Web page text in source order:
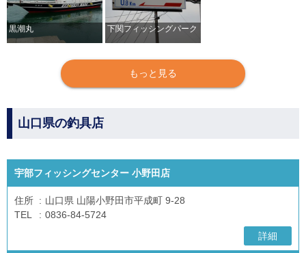
黒潮丸 下関フィッシングパーク
もっと見る
山口県の釣具店
宇部フィッシングセンター 小野田店
住所
山口県 山陽小野田市平成町 9-28
TEL
0836-84-5724
詳細